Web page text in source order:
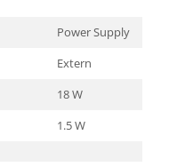
Power Supply
Extern
18 W
1.5 W